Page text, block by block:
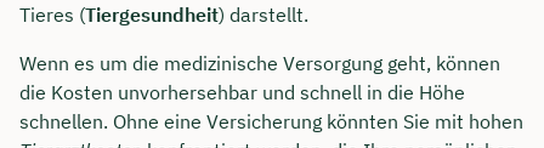
Tieres (Tiergesundheit) darstellt.
Wenn es um die medizinische Versorgung geht, können
die Kosten unvorhersehbar und schnell in die Höhe
schnellen. Ohne eine Versicherung könnten Sie mit hohen